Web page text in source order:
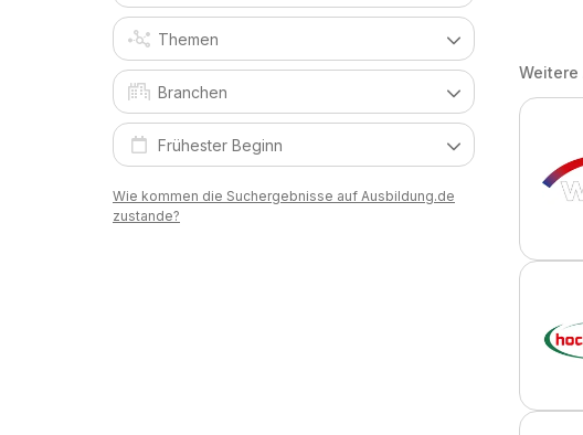
Wie kommen die Suchergebnisse auf Ausbildung.de
zustande?